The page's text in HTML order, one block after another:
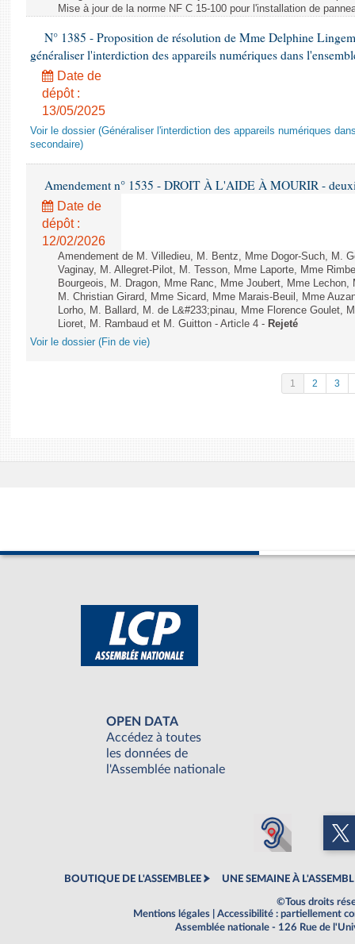
Mise à jour de la norme NF C 15-100 pour l'installation de
N° 1385 - Proposition de résolution de Mme Delphine
généraliser l'interdiction des appareils numériques dans
Date de
dépôt :
13/05/2025
Voir le dossier (Généraliser l'interdiction des appareils numériques
secondaire)
Amendement n° 1535 - DROIT À L'AIDE À MOURIR -
Date de
dépôt :
12/02/2026
Amendement de M. Villedieu, M. Bentz, Mme Dogor-Such, M.
Vaginay, M. Allegret-Pilot, M. Tesson, Mme Laporte, Mme
Bourgeois, M. Dragon, Mme Ranc, Mme Joubert, Mme
M. Christian Girard, Mme Sicard, Mme Marais-Beuil, Mme
Lorho, M. Ballard, M. de L&#233;pinau, Mme Florence Goulet,
Lioret, M. Rambaud et M. Guitton - Article 4 - Rejeté
Voir le dossier (Fin de vie)
1 2 3
OPEN DATA
Accédez à toutes
les données de
l'Assemblée nationale
BOUTIQUE DE L'ASSEMBLEE UNE SEMAINE À
©Tous droits
Mentions légales
Accessibilité : partiellement
Assemblée nationale - 126 Rue de